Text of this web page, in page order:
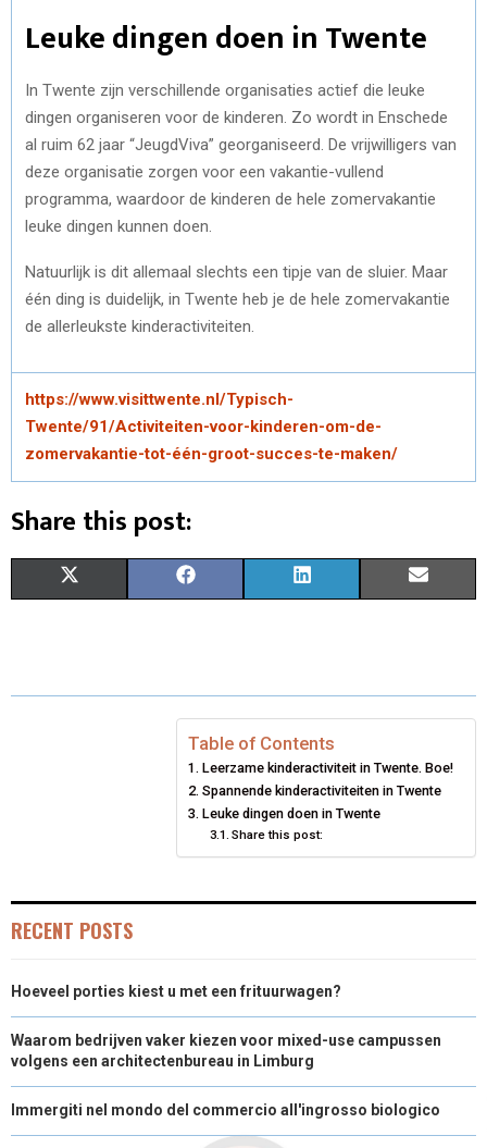
Leuke dingen doen in Twente
In Twente zijn verschillende organisaties actief die leuke
dingen organiseren voor de kinderen. Zo wordt in Enschede
al ruim 62 jaar “JeugdViva” georganiseerd. De vrijwilligers van
deze organisatie zorgen voor een vakantie-vullend
programma, waardoor de kinderen de hele zomervakantie
leuke dingen kunnen doen.
Natuurlijk is dit allemaal slechts een tipje van de sluier. Maar
één ding is duidelijk, in Twente heb je de hele zomervakantie
de allerleukste kinderactiviteiten.
https://www.visittwente.nl/Typisch-
Twente/91/Activiteiten-voor-kinderen-om-de-
zomervakantie-tot-één-groot-succes-te-maken/
Share this post:
R
W
)
R
E
O
N
E
B
O
O
K
R
E
O
N
K
E
D
I
N
R
O
I
Table of Contents
Leerzame kinderactiviteit in Twente. Boe!
Spannende kinderactiviteiten in Twente
Leuke dingen doen in Twente
Share this post:
RECENT POSTS
Hoeveel porties kiest u met een frituurwagen?
Waarom bedrijven vaker kiezen voor mixed-use campussen
volgens een architectenbureau in Limburg
Immergiti nel mondo del commercio all'ingrosso biologico